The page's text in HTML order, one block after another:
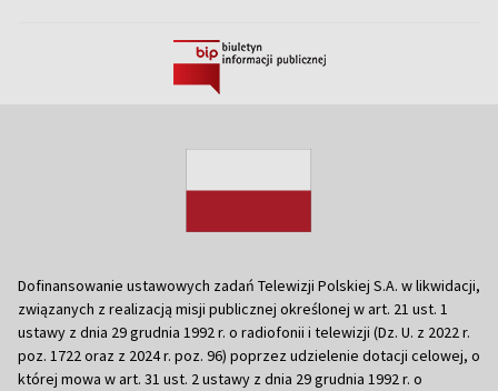
Dofinansowanie ustawowych zadań Telewizji Polskiej S.A. w likwidacji,
związanych z realizacją misji publicznej określonej w art. 21 ust. 1
ustawy z dnia 29 grudnia 1992 r. o radiofonii i telewizji (Dz. U. z 2022 r.
poz. 1722 oraz z 2024 r. poz. 96) poprzez udzielenie dotacji celowej, o
której mowa w art. 31 ust. 2 ustawy z dnia 29 grudnia 1992 r. o